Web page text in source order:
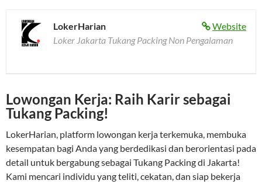
Website
LokerHarian
Loker Jakarta Tukang Packing Non Pengalaman
Lowongan Kerja: Raih Karir sebagai
Tukang Packing!
LokerHarian, platform lowongan kerja terkemuka, membuka
kesempatan bagi Anda yang berdedikasi dan berorientasi pada
detail untuk bergabung sebagai Tukang Packing di Jakarta!
Kami mencari individu yang teliti, cekatan, dan siap bekerja